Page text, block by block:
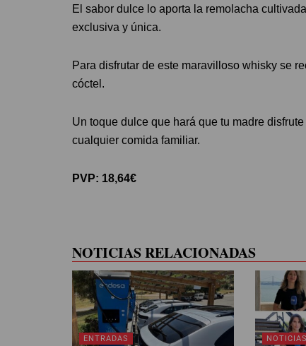
El sabor dulce lo aporta la remolacha
exclusiva y única.
Para disfrutar de este maravilloso whisky se
cóctel.
Un toque dulce que hará que tu madre
cualquier comida familiar.
PVP: 18,64€
NOTICIAS RELACIONADAS
ENTRADAS